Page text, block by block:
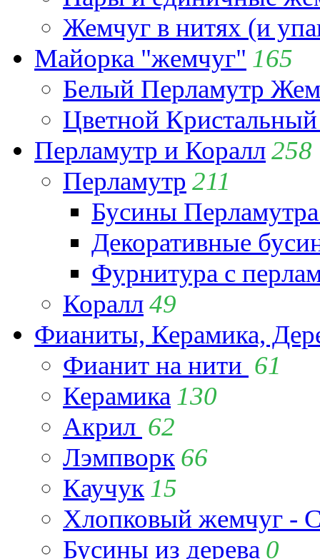
Жемчуг в нитях (и
Майорка "жемчуг" 165
Белый Перламутр
Цветной
Перламутр и Коралл258
Перламутр 211
Бусины
Декоративные
Фурнитура с
Коралл49
Фианиты, Керамика,
Фианит на нити 61
Керамика 130
Акрил 62
Лэмпворк 66
Каучук 15
Хлопковый жемчуг -
Бусины из дерева 0